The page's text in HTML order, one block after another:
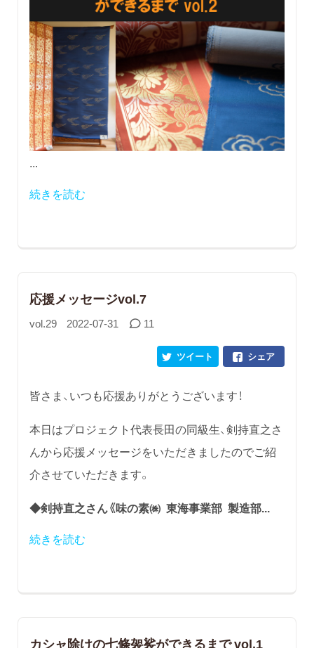
...
続きを読む
応援メッセージvol.7
vol.29 2022-07-31 11
シェア
ツイート
皆さま、いつも応援ありがとうございます！
本日はプロジェクト代表長田の同級生、剣持直之さ
んから応援メッセージをいただきましたのでご紹
介させていただきます。
◆剣持直之さん《味の素㈱ 東海事業部 製造部...
続きを読む
カシャ除けの七條袈裟ができるまで vol.1